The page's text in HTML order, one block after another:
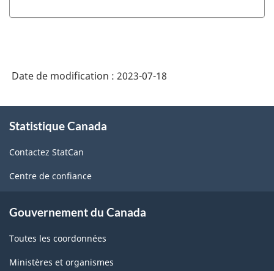
Date de modification : 2023-07-18
propos
ce
site
Statistique Canada
Contactez StatCan
Centre de confiance
Gouvernement du Canada
Toutes les coordonnées
Ministères et organismes